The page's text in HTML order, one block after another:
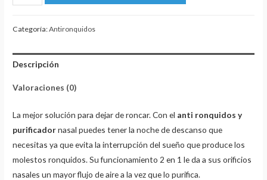
Anti
Nasal
cantidad
Categoría:Antironquidos
Descripción
Valoraciones (0)
La mejor solución para dejar de roncar. Con el anti ronquidos y
purificadornasal puedes tener la noche de descanso que
necesitas ya que evita la interrupción del sueño que produce los
molestos ronquidos. Su funcionamiento 2 en 1 le da a sus orificios
nasales un mayor flujo de aire a la vez que lo purifica.